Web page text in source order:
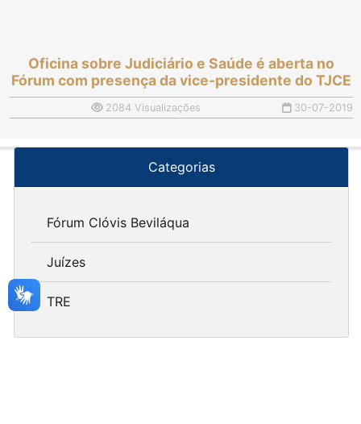
Oficina sobre Judiciário e Saúde é aberta no
Fórum com presença da vice-presidente do TJCE
2084 Visualizações 30-07-2019
Categorias
Fórum Clóvis Beviláqua
Juízes
TRE